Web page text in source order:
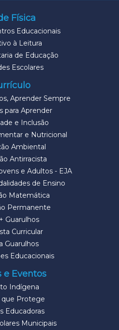
Física
Educacionais
à Leitura
de Educação
Escolares
Aprender Sempre
para Aprender
e Inclusão
e Nutricional
Ambiental
Antirracista
e Adultos - EJA
de Ensino
Matemática
Permanente
Guarulhos
Curricular
Guarulhos
Educacionais
e Eventos
Indígena
que Protege
Educadoras
Municipais